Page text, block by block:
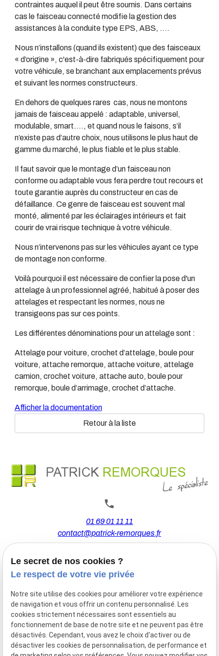
contraintes auquel il peut être soumis. Dans certains
cas le faisceau connecté modifie la gestion des
assistances à la conduite type EPS, ABS, ….
Nous n’installons (quand ils existent) que des faisceaux
« d’origine », c'est-à-dire fabriqués spécifiquement pour
votre véhicule, se branchant aux emplacements prévus
et suivant les normes constructeurs.
En dehors de quelques rares cas, nous ne montons
jamais de faisceau appelé : adaptable, universel,
modulable, smart…., et quand nous le faisons, s’il
n’existe pas d’autre choix, nous utilisons le plus haut de
gamme du marché, le plus fiable et le plus stable.
Il faut savoir que le montage d’un faisceau non
conforme ou adaptable vous fera perdre tout recours et
toute garantie auprès du constructeur en cas de
défaillance. Ce genre de faisceau est souvent mal
monté, alimenté par les éclairages intérieurs et fait
courir de vrai risque technique à votre véhicule.
Nous n’intervenons pas sur les véhicules ayant ce type
de montage non conforme.
Voilà pourquoi il est nécessaire de confier la pose d'un
attelage à un professionnel agréé, habitué à poser des
attelages et respectant les normes, nous ne
transigeons pas sur ces points.
Les différentes dénominations pour un attelage sont :
Attelage pour voiture, crochet d’attelage, boule pour
voiture, attache remorque, attache voiture, attelage
camion, crochet voiture, attache auto, boule pour
remorque, boule d’arrimage, crochet d’attache.
Afficher la documentation
Retour à la liste
01 69 01 11 11
contact@patrick-remorques.fr
44 Avenue de la Division Leclerc
91160 BALLAINVILLIERS
Du Mardi au Samedi
De 9h00 à 12h30 et de 13h30 à 18h00
Le Lundi sur rendez-vous.
Le secret de nos cookies ?
Le respect de votre vie privée
Notre site utilise des cookies pour améliorer votre expérience
de navigation et vous offrir un contenu personnalisé. Les
cookies strictement nécessaires sont essentiels au
fonctionnement de base de notre site et ne peuvent pas être
désactivés. Cependant, vous avez le choix d'activer ou de
désactiver les cookies de personnalisation, de performance et